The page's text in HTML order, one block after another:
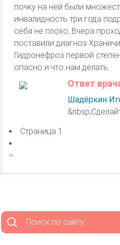
почку на ней были
инвалидность три года
себя не плохо. Вчера
поставили диагноз
Гидронефроз первой
опасно и что нам делать.
Ответ
Шадёркин
Нумерация
страниц
Страница 1
Следующая
››
Поиск по сайту